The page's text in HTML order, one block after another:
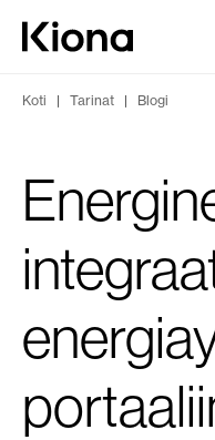
Tutustu tästä
Siirry etusivulle
Koti | Tarinat | Blogi